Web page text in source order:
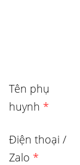
Tên phụ
huynh *
Điện thoại /
Zalo *